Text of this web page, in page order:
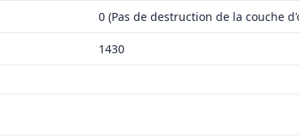
0 (Pas de destruction de la couche
1430